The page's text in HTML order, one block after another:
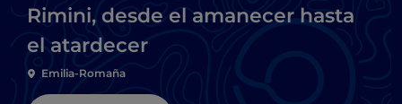
Rimini, desde el amanecer hasta
el atardecer
Emilia-Romaña